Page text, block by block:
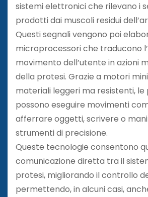
sistemi elettronici che rilevano i
prodotti dai muscoli residui
Questi segnali vengono poi
microprocessori che traducono
movimento dell’utente in azioni
della protesi. Grazie a motori
materiali leggeri ma resistenti, le
possono eseguire movimenti
afferrare oggetti, scrivere o
strumenti di precisione.
Queste tecnologie consentono
comunicazione diretta tra il
protesi, migliorando il controllo
permettendo, in alcuni casi,